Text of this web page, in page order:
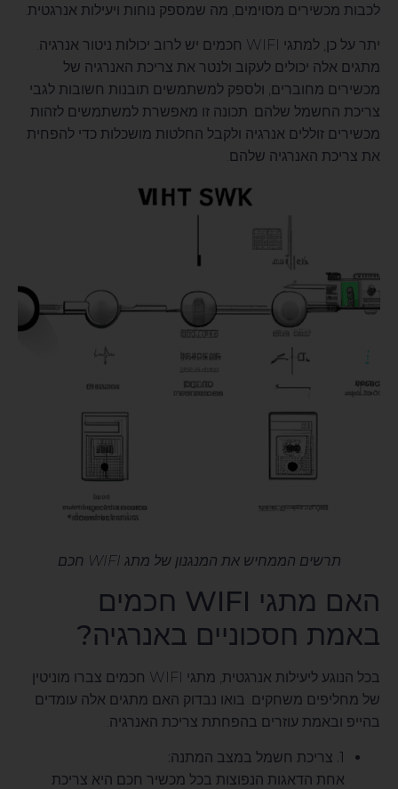
לכבות מכשירים מסוימים, מה שמספק נוחות ויעילות אנרגטית.
יתר על כן, למתגי WIFI חכמים יש לרוב יכולות ניטור אנרגיה.
מתגים אלה יכולים לעקוב ולנטר את צריכת האנרגיה של
מכשירים מחוברים, ולספק למשתמשים תובנות חשובות לגבי
צריכת החשמל שלהם. תכונה זו מאפשרת למשתמשים לזהות
מכשירים זוללים אנרגיה ולקבל החלטות מושכלות כדי להפחית
את צריכת האנרגיה שלהם.
תרשים הממחיש את המנגנון של מתג WIFI חכם
האם מתגי WIFI חכמים
באמת חסכוניים באנרגיה?
בכל הנוגע ליעילות אנרגטית, מתגי WIFI חכמים צברו מוניטין
של מחליפים משחקים. בואו נבדוק האם מתגים אלה עומדים
בהייפ ובאמת עוזרים בהפחתת צריכת האנרגיה.
1. צריכת חשמל במצב המתנה:
אחת הדאגות הנפוצות בכל מכשיר חכם היא צריכת